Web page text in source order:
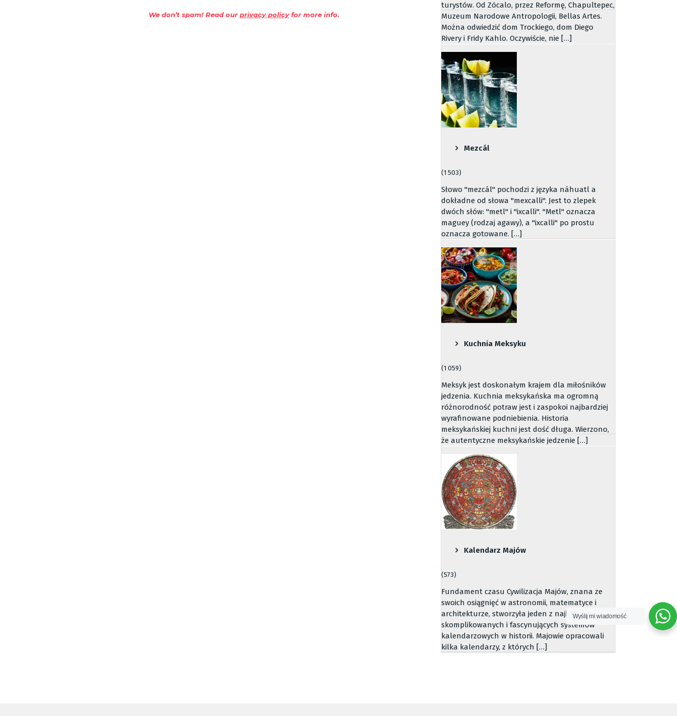
We don’t spam! Read our privacy policyfor more info.
turystów. Od Zócalo, przez Reformę, Chapultepec,
Muzeum Narodowe Antropologii, Bellas Artes.
Można odwiedzić dom Trockiego, dom Diego
Rivery i Fridy Kahlo. Oczywiście, nie […]
Mezcál
(1 503)
Słowo "mezcál" pochodzi z języka náhuatl a
dokładne od słowa "mexcalli". Jest to zlepek
dwóch słów: "metl" i "ixcalli". "Metl" oznacza
maguey (rodzaj agawy), a "ixcalli" po prostu
oznacza gotowane. […]
Kuchnia Meksyku
(1 059)
Meksyk jest doskonałym krajem dla miłośników
jedzenia. Kuchnia meksykańska ma ogromną
różnorodność potraw jest i zaspokoi najbardziej
wyrafinowane podniebienia. Historia
meksykańskiej kuchni jest dość długa. Wierzono,
że autentyczne meksykańskie jedzenie […]
Kalendarz Majów
(573)
Fundament czasu Cywilizacja Majów, znana ze
swoich osiągnięć w astronomii, matematyce i
architekturze, stworzyła jeden z najbardziej
skomplikowanych i fascynujących systemów
kalendarzowych w historii. Majowie opracowali
kilka kalendarzy, z których […]
Wyślij mi wiadomość